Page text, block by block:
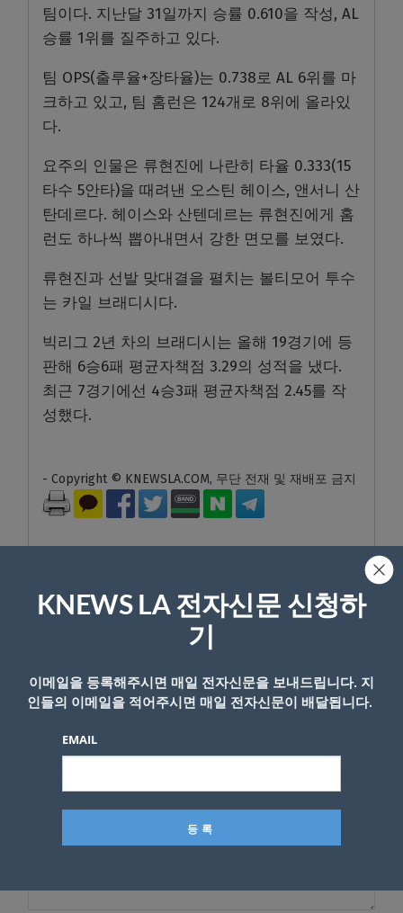
팀이다. 지난달 31일까지 승률 0.610을 작성, AL
승률 1위를 질주하고 있다.
팀 OPS(출루율+장타율)는 0.738로 AL 6위를 마
크하고 있고, 팀 홈런은 124개로 8위에 올라있
다.
요주의 인물은 류현진에 나란히 타율 0.333(15
타수 5안타)을 때려낸 오스틴 헤이스, 앤서니 산
탄데르다. 헤이스와 산텐데르는 류현진에게 홈
런도 하나씩 뽑아내면서 강한 면모를 보였다.
류현진과 선발 맞대결을 펼치는 볼티모어 투수
는 카일 브래디시다.
빅리그 2년 차의 브래디시는 올해 19경기에 등
판해 6승6패 평균자책점 3.29의 성적을 냈다.
최근 7경기에선 4승3패 평균자책점 2.45를 작
성했다.
- Copyright © KNEWSLA.COM, 무단 전재 및 재배포 금지
다
KNEWS LA 전자신문 신청하
기
이메일을 등록해주시면 매일 전자신문을 보내드립니다. 지
인들의 이메일을 적어주시면 매일 전자신문이 배달됩니다.
EMAIL